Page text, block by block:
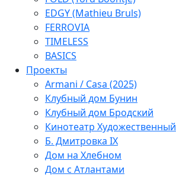
EDGY (Mathieu Bruls)
FERROVIA
TIMELESS
BASICS
Проекты
Armani / Casa (2025)
Клубный дом Бунин
Клубный дом Бродский
Кинотеатр Художественный
Б. Дмитровка IX
Дом на Хлебном
Дом с Атлантами